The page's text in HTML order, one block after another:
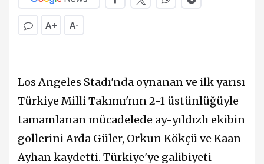
A+ A-
Los Angeles Stadı'nda oynanan ve ilk yarısı
Türkiye Milli Takımı'nın 2-1 üstünlüğüyle
tamamlanan mücadelede ay-yıldızlı ekibin
gollerini Arda Güler, Orkun Kökçü ve Kaan
Ayhan kaydetti. Türkiye'ye galibiyeti